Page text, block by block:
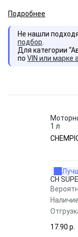
Подробнее
Не нашли
подбор
Для категории
по VIN или марке
1 л
CH
Наличие
17.90 p.